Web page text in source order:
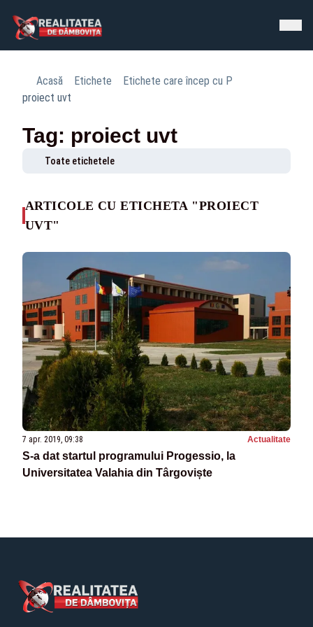
Acasă Etichete
Etichete care încep cu P
proiect uvt
Tag: proiect uvt
Toate etichetele
ARTICOLE CU ETICHETA "PROIECT
UVT"
7 apr. 2019, 09:38 Actualitate
S-a dat startul programului Progessio, la
Universitatea Valahia din Târgoviște